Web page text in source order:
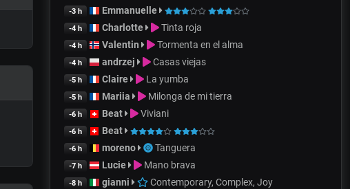
-3 h Emmanuelle
-4 h Charlotte Tinta roja
-4 h Valentin Tormenta en el alma
-4 h andrzej Casas viejas
-5 h Claire La yumba
-5 h Mariia Milonga de mi tierra
-6 h Beat Viviani
-6 h Beat
-6 h moreno Tanguera
-7 h Lucie Mano brava
-8 h gianni Contemporary, Complex, Joy